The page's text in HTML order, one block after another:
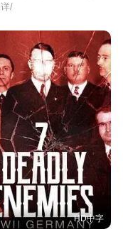
/
HD中字